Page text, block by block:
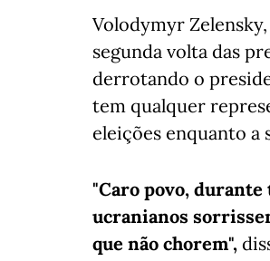
Volodymyr
segunda volta das
derrotando o
tem qualquer
eleições enquanto a
"Caro povo,
ucranianos
que não chorem",